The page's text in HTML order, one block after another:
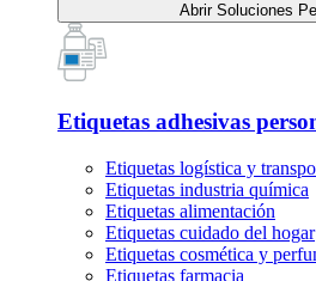
Abrir Soluciones
Etiquetas adhesivas
Etiquetas logística y
Etiquetas industria química
Etiquetas alimentación
Etiquetas cuidado del hogar
Etiquetas cosmética y
Etiquetas farmacia